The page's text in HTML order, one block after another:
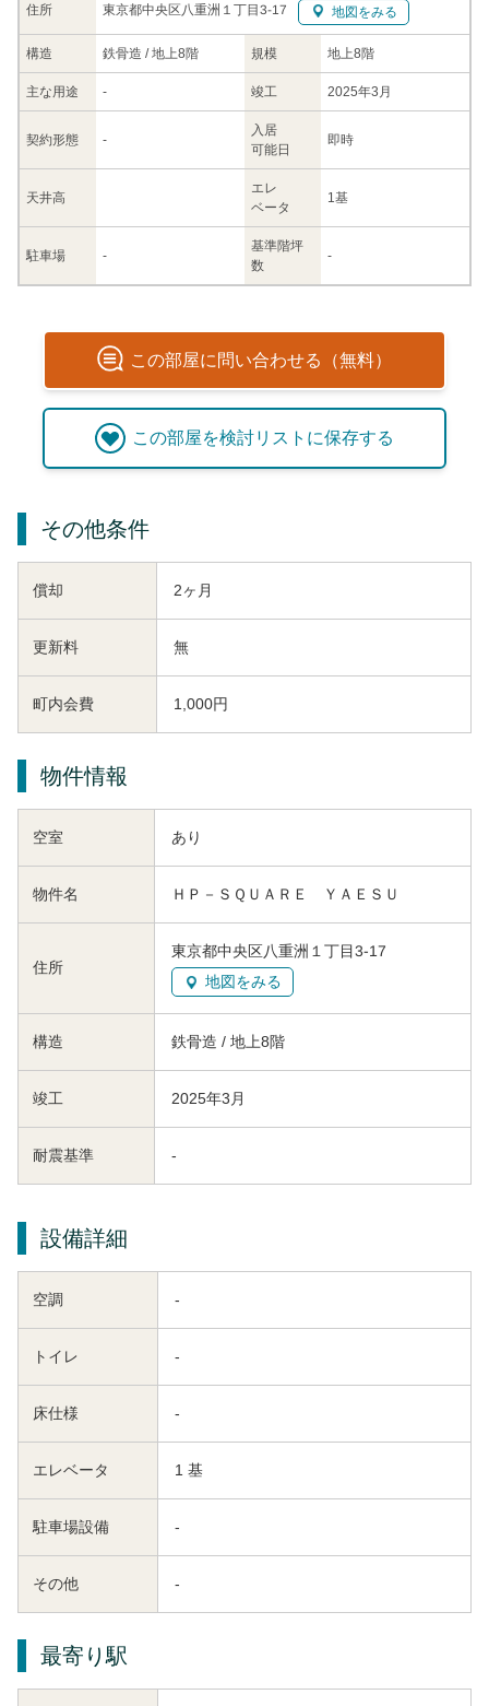
住所 東京都中央区八重洲１丁目3-17 地図をみる
構造 鉄骨造 / 地上8階 規模 地上8階
主な用途 - 竣工 2025年3月
契約形態 -
入居
可能日
即時
天井高
エレ
ベータ
1基
駐車場 -
基準階坪
数
-
この部屋に問い合わせる（無料）
この部屋を検討リストに保存する
その他条件
償却 2ヶ月
更新料 無
町内会費 1,000円
物件情報
空室 あり
物件名 ＨＰ－ＳＱＵＡＲＥ ＹＡＥＳＵ
住所
東京都中央区八重洲１丁目3-17
地図をみる
構造 鉄骨造 / 地上8階
竣工 2025年3月
耐震基準 -
設備詳細
空調 -
トイレ -
床仕様 -
エレベータ 1 基
駐車場設備 -
その他 -
最寄り駅